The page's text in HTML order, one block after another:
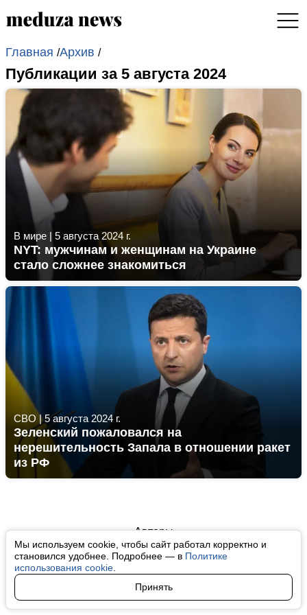
Мы используем cookie, чтобы сайт работал корректно и
становился удобнее. Подробнее — в Политике
использования cookie
Принять
Главная /Архив /
Публикации за 5 августа 2024
В мире | 5 августа 2024 г.
NYT: мужчинам и женщинам на Украине
стало сложнее знакомиться
СВО |5 августа 2024 г.
Зеленский пожаловался на
нерешительность Запала в отношении ракет
из РФ
Авторы
О нас
Архив
Условия использования cookie